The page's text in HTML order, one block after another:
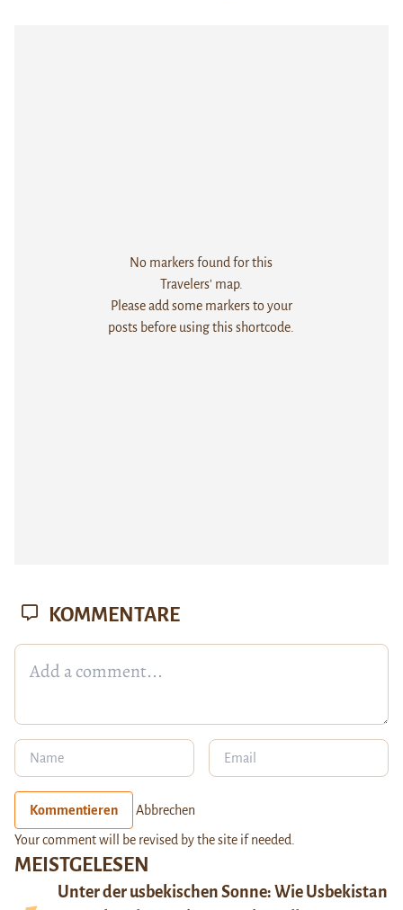
No markers found for this
Travelers' map.
Please add some markers to your
posts before using this shortcode.
MEISTGELESEN
Unter der usbekischen Sonne: Wie Usbekistan
KOMMENTARE
Kommentieren Abbrechen
Your comment will be revised by the site if needed.